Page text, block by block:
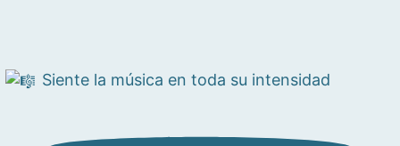
Siente la música en toda su intensidad